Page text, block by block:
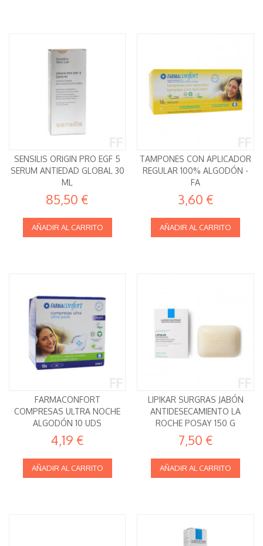
SENSILIS ORIGIN PRO EGF 5
SERUM ANTIEDAD GLOBAL 30
ML
85,50 €
AÑADIR AL CARRITO
TAMPONES CON APLICADOR
REGULAR 100% ALGODÓN -
FA
3,60 €
AÑADIR AL CARRITO
FARMACONFORT
COMPRESAS ULTRA NOCHE
ALGODÓN 10 UDS
4,19 €
AÑADIR AL CARRITO
LIPIKAR SURGRAS JABÓN
ANTIDESECAMIENTO LA
ROCHE POSAY 150 G
7,50 €
AÑADIR AL CARRITO